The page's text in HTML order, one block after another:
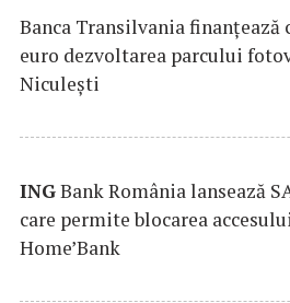
Banca Transilvania finanțează
euro dezvoltarea parcului
Niculești
INGBank România lansează
care permite blocarea
Home’Bank